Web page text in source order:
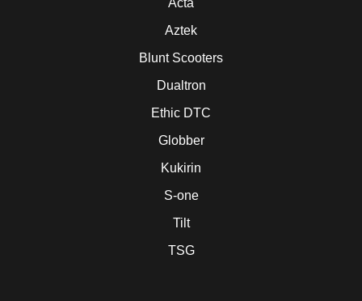
Acta
Aztek
Blunt Scooters
Dualtron
Ethic DTC
Globber
Kukirin
S-one
Tilt
TSG